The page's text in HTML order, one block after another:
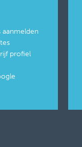
aanmelden
profiel